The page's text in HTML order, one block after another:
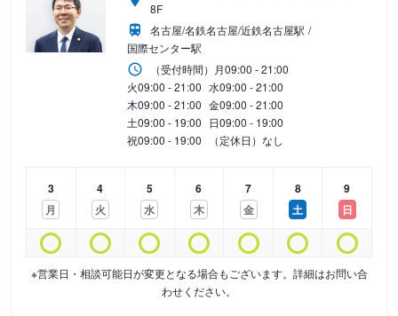
8F
名古屋/名鉄名古屋/近鉄名古屋駅
国際センター駅
（受付時間） 月09:00 - 21:00
火09:00 - 21:00 水09:00 - 21:00
木09:00 - 21:00 金09:00 - 21:00
土09:00 - 19:00 日09:00 - 19:00
祝09:00 - 19:00 （定休日）なし
3
月
4
火
5
水
6
木
7
金
8
土
9
日
※営業日・相談可能日が変更となる場合もございます。詳細はお問い合
わせください。